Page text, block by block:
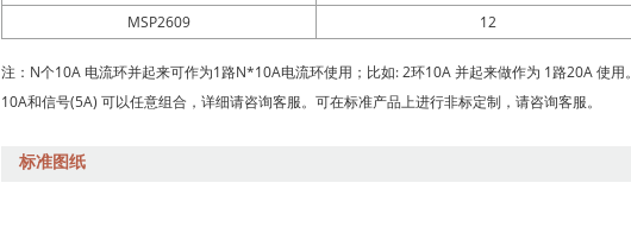
MSP2609
12
注：N个10A 电流环并起来可作为1路N*10A电流环使用；比如: 2环10A 并起来做作为 1路20A 使用。
10A和信号(5A) 可以任意组合，详细请咨询客服。可在标准产品上进行非标定制，请咨询客服。
标准图纸